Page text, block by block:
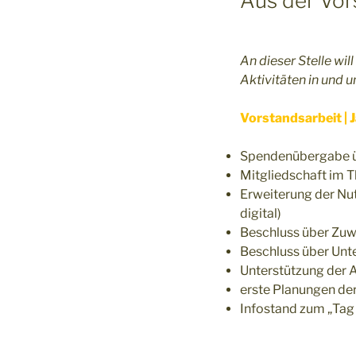
An dieser Stelle
Aktivitäten in und
Vorstandsarbeit |
Spendenübergabe
Mitgliedschaft im
Erweiterung der
digital)
Beschluss über
Beschluss über
Unterstützung der
erste Planungen
Infostand zum